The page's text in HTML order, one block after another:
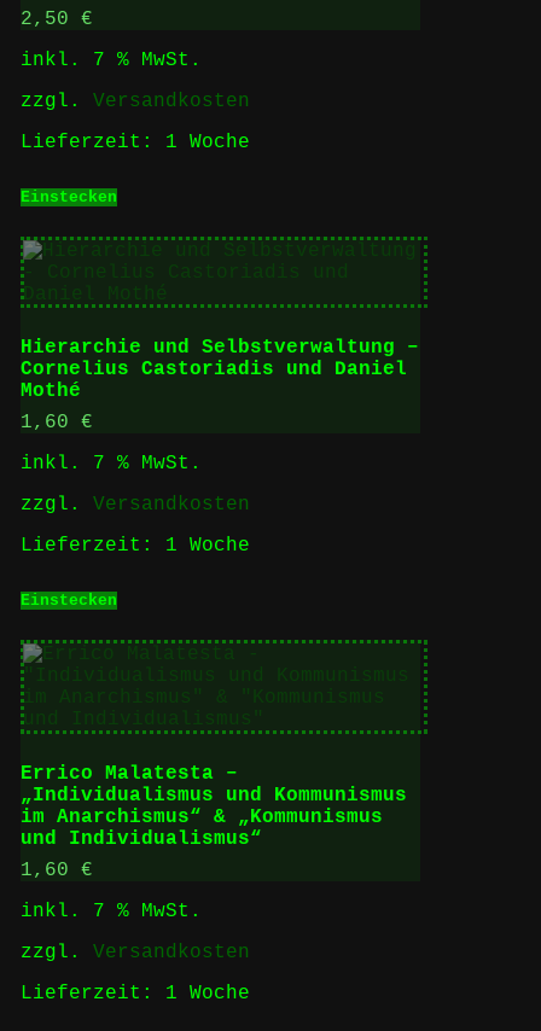
2,50 €
inkl. 7 % MwSt.
zzgl. Versandkosten
Lieferzeit: 1 Woche
Einstecken
Hierarchie und Selbstverwaltung –
Cornelius Castoriadis und Daniel
Mothé
1,60 €
inkl. 7 % MwSt.
zzgl. Versandkosten
Lieferzeit: 1 Woche
Einstecken
Errico Malatesta –
„Individualismus und Kommunismus
im Anarchismus“ & „Kommunismus
und Individualismus“
1,60 €
inkl. 7 % MwSt.
zzgl. Versandkosten
Lieferzeit: 1 Woche